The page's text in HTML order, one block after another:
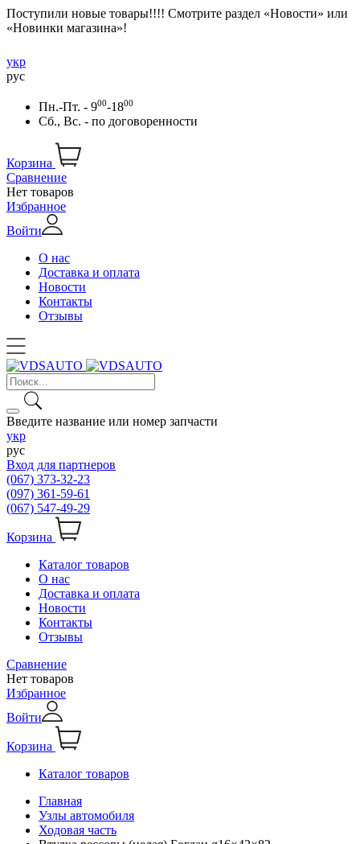
Поступили новые товары!!!! Смотрите раздел «Новости» или
«Новинки магазина»!
укр
рус
Пн.-Пт. - 900-1800
Сб., Вс. - по договоренности
Корзина
Сравнение
Нет товаров
Избранное
Войти
О нас
Доставка и оплата
Новости
Контакты
Отзывы
Введите название или номер запчасти
укр
рус
Вход для партнеров
(067) 373-32-23
(097) 361-59-61
(067) 547-49-29
Корзина
Каталог товаров
О нас
Доставка и оплата
Новости
Контакты
Отзывы
Сравнение
Нет товаров
Избранное
Войти
Корзина
Каталог товаров
Главная
Узлы автомобиля
Ходовая часть